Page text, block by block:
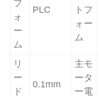
フ
ォ
ー
ム
PLC
トフ
ォー
ム
リ
ー
ド
0.1mm
主モ
ータ
ー電